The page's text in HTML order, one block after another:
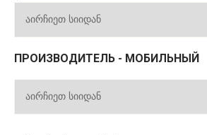
ПРОИЗВОДИТЕЛЬ - МОБИЛЬНЫЙ